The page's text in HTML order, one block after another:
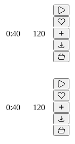
0:40 120
0:40 120